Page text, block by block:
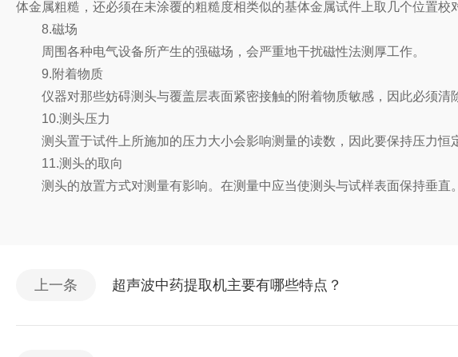
体金属粗糙，还必须在未涂覆的粗糙度相类似的基体金属试件上取几个位置
8.磁场
周围各种电气设备所产生的强磁场，会严重地干扰磁性法测厚工作。
9.附着物质
仪器对那些妨碍测头与覆盖层表面紧密接触的附着物质敏感，因此必须清
10.测头压力
测头置于试件上所施加的压力大小会影响测量的读数，因此要保持压力恒
11.测头的取向
测头的放置方式对测量有影响。在测量中应当使测头与试样表面保持垂直。
上一条 超声波中药提取机主要有哪些特点？